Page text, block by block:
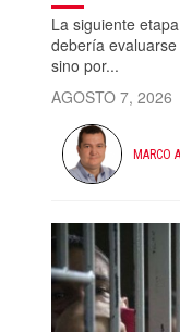
La siguiente
debería
sino por...
AGOSTO 7, 2026
MARCO